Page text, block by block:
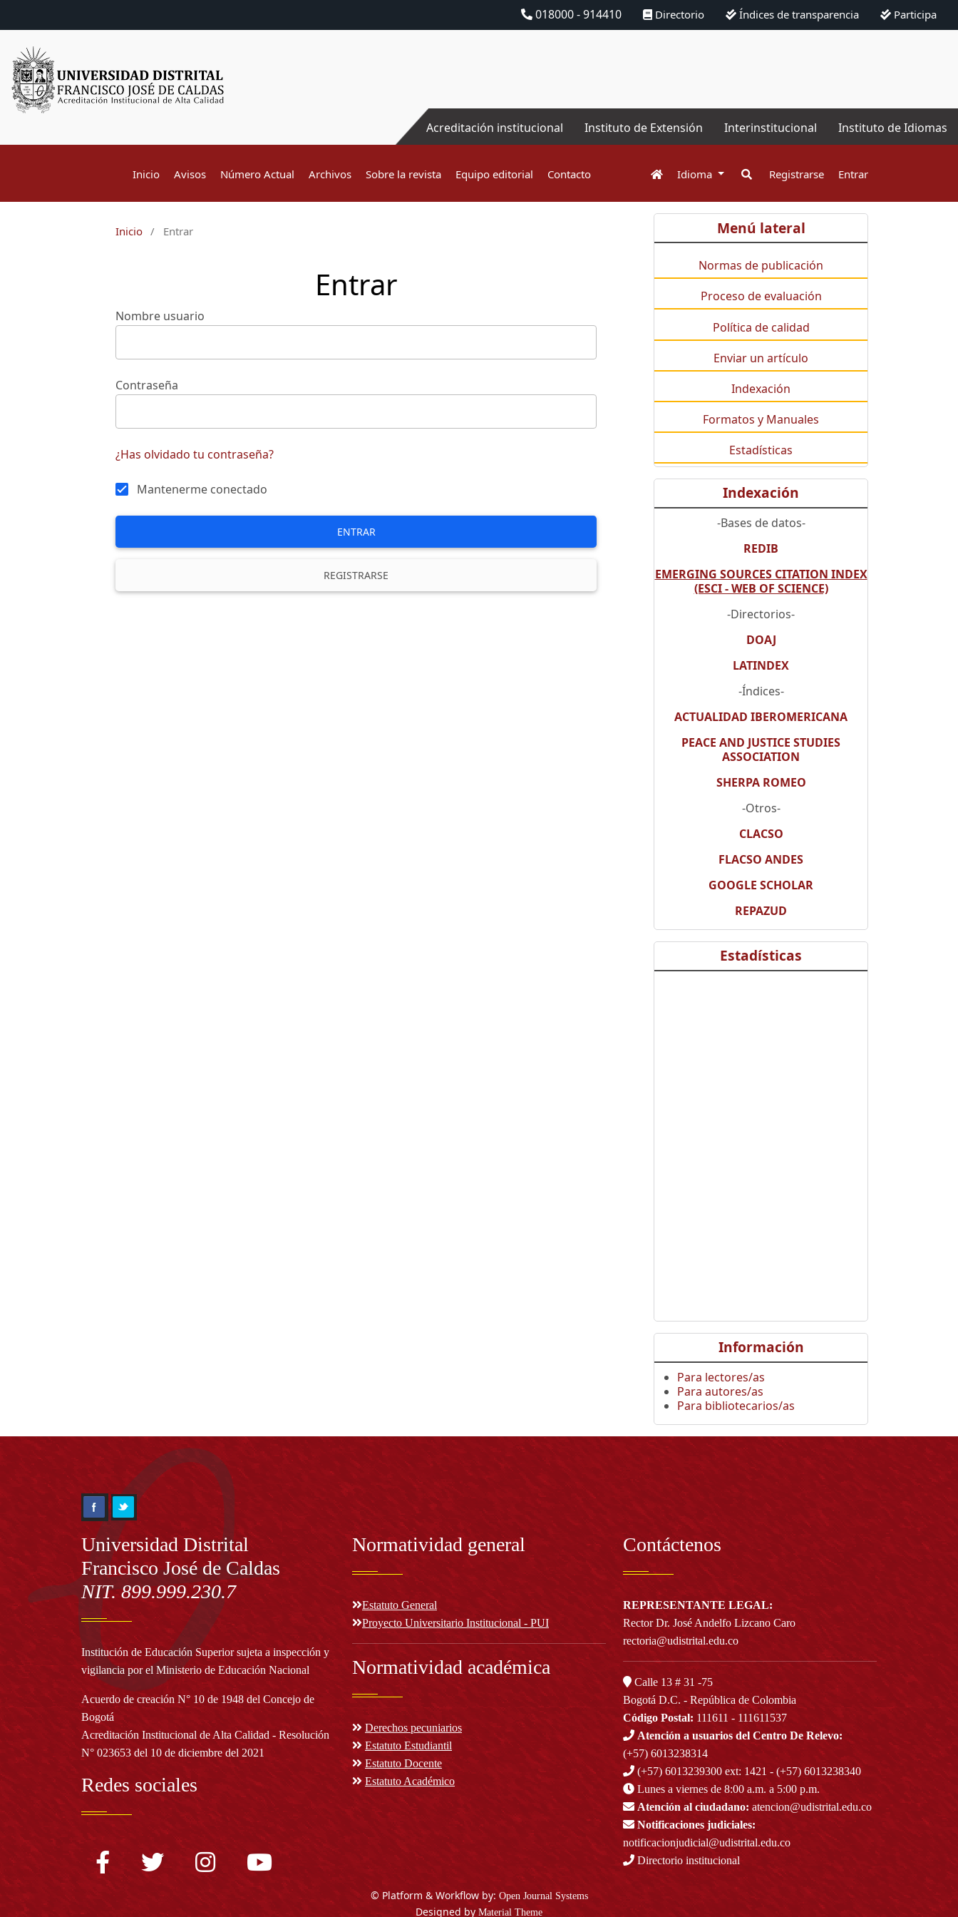
018000 - 914410 Directorio Índices de transparencia Participa
Acreditación institucional Instituto de Extensión Interinstitucional Instituto de Idiomas
Inicio Avisos Número Actual Archivos Sobre la revista Equipo editorial Contacto Idioma Registrarse Entrar
Inicio / Entrar
Entrar
Nombre usuario
Contraseña
¿Has olvidado tu contraseña?
Mantenerme conectado
ENTRAR
REGISTRARSE
Menú lateral
Normas de publicación
Proceso de evaluación
Política de calidad
Enviar un artículo
Indexación
Formatos y Manuales
Estadísticas
Indexación
-Bases de datos-
REDIB
EMERGING SOURCES CITATION INDEX
(ESCI - WEB OF SCIENCE)
-Directorios-
DOAJ
LATINDEX
-Índices-
ACTUALIDAD IBEROMERICANA
PEACE AND JUSTICE STUDIES
ASSOCIATION
SHERPA ROMEO
-Otros-
CLACSO
FLACSO ANDES
GOOGLE SCHOLAR
REPAZUD
Estadísticas
Información
Para lectores/as
Para autores/as
Para bibliotecarios/as
Información
Universidad Distrital
Francisco José de Caldas
NIT. 899.999.230.7
Institución de Educación Superior sujeta a inspección y
vigilancia por el Ministerio de Educación Nacional
Acuerdo de creación N° 10 de 1948 del Concejo de
Bogotá
Acreditación Institucional de Alta Calidad - Resolución
N° 023653 del 10 de diciembre del 2021
Redes sociales
Normatividad general
Estatuto General
Proyecto Universitario Institucional - PUI
Normatividad académica
Derechos pecuniarios
Estatuto Estudiantil
Estatuto Docente
Estatuto Académico
Contáctenos
REPRESENTANTE LEGAL:
Rector Dr. José Andelfo Lizcano Caro
rectoria@udistrital.edu.co
Calle 13 # 31 -75
Bogotá D.C. - República de Colombia
Código Postal: 111611 - 111611537
Atención a usuarios del Centro De Relevo:
(+57) 6013238314
(+57) 6013239300 ext: 1421 - (+57) 6013238340
Lunes a viernes de 8:00 a.m. a 5:00 p.m.
Atención al ciudadano: atencion@udistrital.edu.co
Notificaciones judiciales:
notificacionjudicial@udistrital.edu.co
Directorio institucional
© Platform & Workflow by: Open Journal Systems
Designed by Material Theme